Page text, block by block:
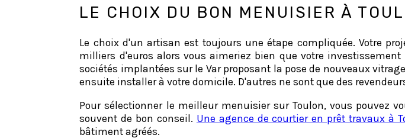
LE CHOIX DU BON MENUISIER À
Le choix d'un artisan est toujours une étape compliquée. Votre
milliers d'euros alors vous aimeriez bien que votre
sociétés implantées sur le Var proposant la pose de nouveaux
ensuite installer à votre domicile. D'autres ne sont que des
Pour sélectionner le meilleur menuisier sur Toulon, vous pouvez
souvent de bon conseil. Une agence de courtier en prêt travaux à
bâtiment agréés.